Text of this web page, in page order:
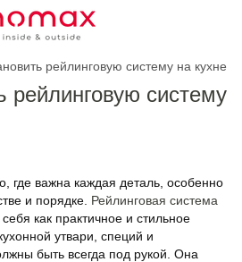
рейлинговую систему на кухне
рейлинговую систему
где важна каждая деталь, особенно
и порядке. Рейлинговая система
как практичное и стильное
утвари, специй и
быть всегда под рукой. Она